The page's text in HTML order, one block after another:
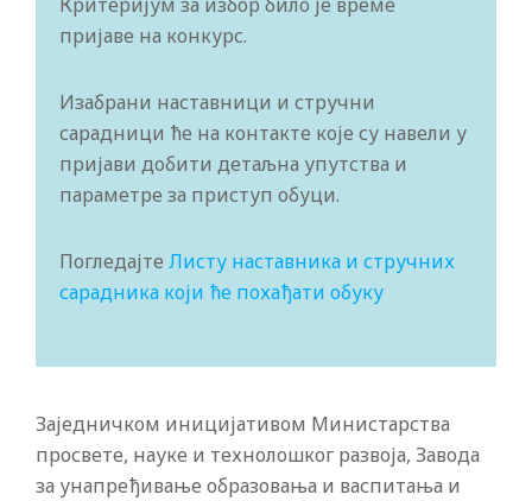
пријаве на конкурс.
Изабрани наставници и стручни
сарадници ће на контакте које су навели у
пријави добити детаљна упутства и
параметре за приступ обуци.
Погледајте Листу наставника и стручних
сарадника који ће похађати обуку
Заједничком иницијативом Министарства
просвете, науке и технолошког развоја, Завода
за унапређивање образовања и васпитања и